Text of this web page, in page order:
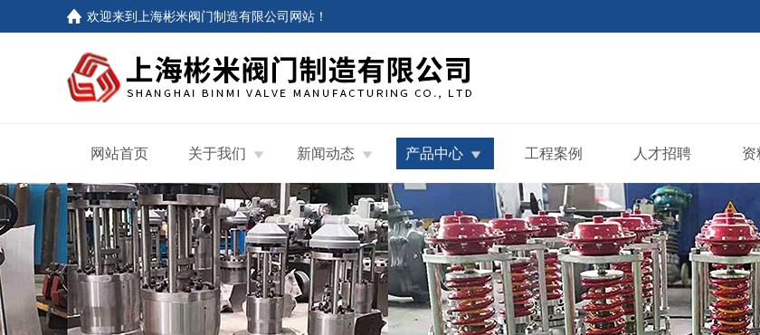
欢迎来到 上海彬米阀门制造有限公司网站 ！
网站首页 关于我们 新闻动态 产品中心 工程案例 人才招聘 资